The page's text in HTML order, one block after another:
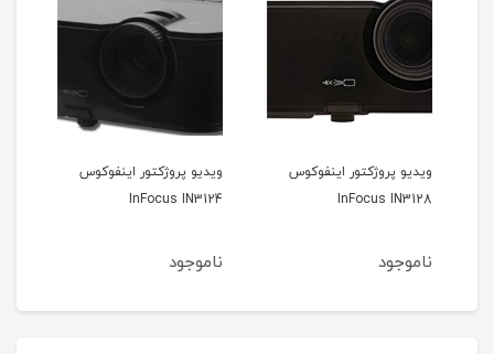
ویدیو پروژکتور اینفوکوس
InFocus IN3128
ناموجود
ویدیو پروژکتور اینفوکوس
InFocus IN3124
ناموجود